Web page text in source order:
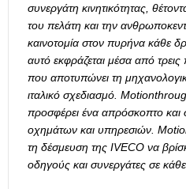
συνεργάτη κινητικότητας,
του πελάτη και την
καινοτομία στον πυρήνα κάθε
αυτό εκφράζεται μέσα από
που αποτυπώνει τη
ιταλικό σχεδιασμό.
προσφέρει ένα απρόσκοπτο και
οχημάτων και υπηρεσιών.
τη δέσμευση της IVECO να
οδηγούς και συνεργάτες σε